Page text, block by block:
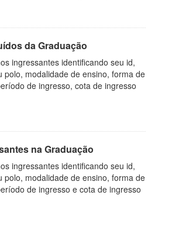
da Graduação
ingressantes identificando seu id,
polo, modalidade de ensino, forma de
de ingresso, cota de ingresso
na Graduação
ingressantes identificando seu id,
polo, modalidade de ensino, forma de
de ingresso e cota de ingresso